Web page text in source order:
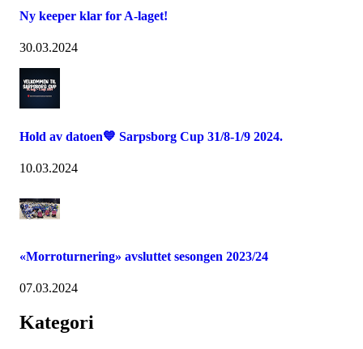
Ny keeper klar for A-laget!
30.03.2024
Hold av datoen💙 Sarpsborg Cup 31/8-1/9 2024.
10.03.2024
«Morroturnering» avsluttet sesongen 2023/24
07.03.2024
Kategori